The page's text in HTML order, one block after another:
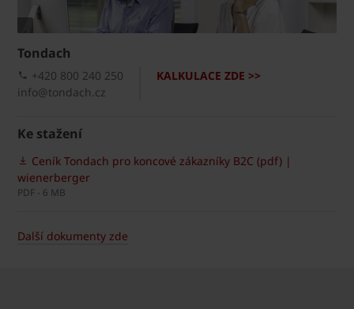
Tondach
KALKULACE ZDE >>
+420 800 240 250
info@tondach.cz
Ke stažení
Ceník Tondach pro koncové zákazníky B2C (pdf) |
wienerberger
PDF - 6 MB
Další dokumenty zde